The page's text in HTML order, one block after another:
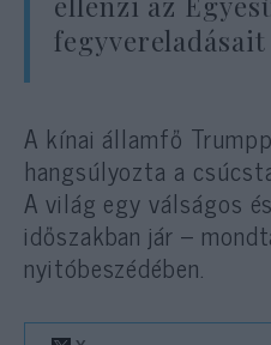
A kínai államfő
hangsúlyozta a
A világ egy válságos
időszakban jár –
nyitóbeszédében.